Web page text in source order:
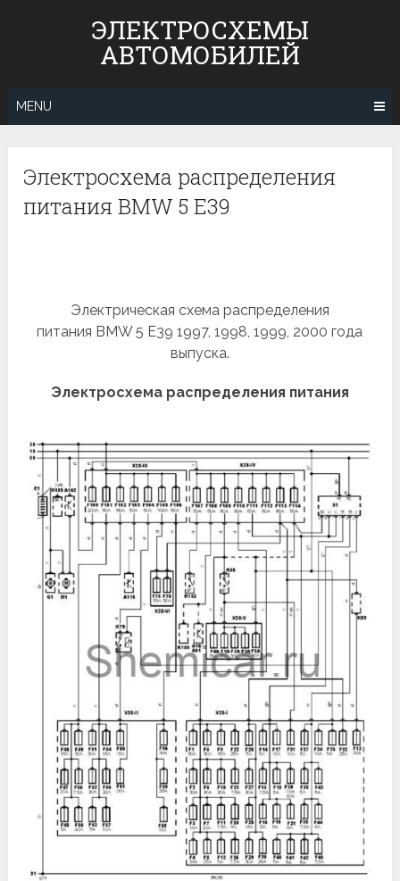
ЭЛЕКТРОСХЕМЫ
АВТОМОБИЛЕЙ
MENU
Электросхема распределения
питания BMW 5 E39
Электрическая схема распределения
питания BMW 5 E39 1997, 1998, 1999, 2000 года
выпуска.
Электросхема распределения питания